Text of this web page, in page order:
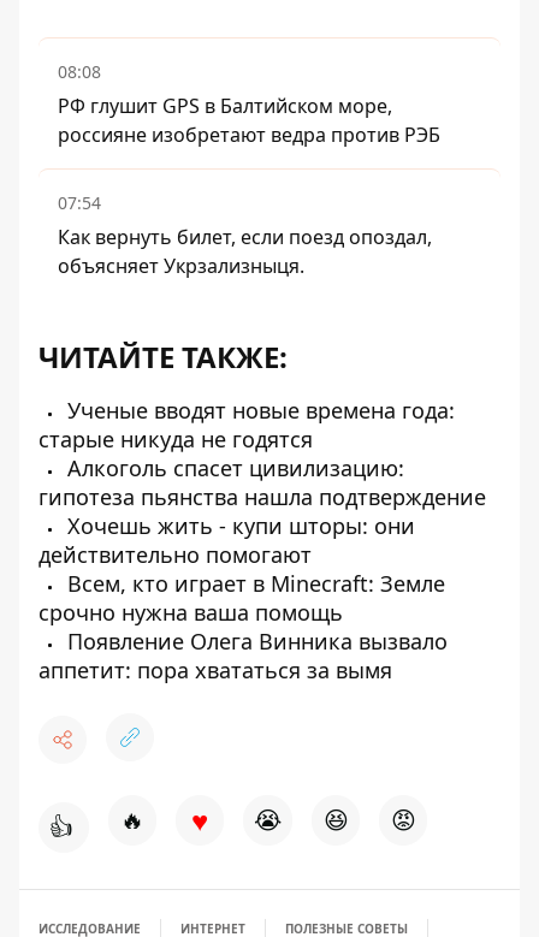
08:08
РФ глушит GPS в Балтийском море,
россияне изобретают ведра против РЭБ
07:54
Как вернуть билет, если поезд опоздал,
объясняет Укрзализныця.
ЧИТАЙТЕ ТАКЖЕ:
Ученые вводят новые времена года:
старые никуда не годятся
Алкоголь спасет цивилизацию:
гипотеза пьянства нашла подтверждение
Хочешь жить - купи шторы: они
действительно помогают
Всем, кто играет в Minecraft: Земле
срочно нужна ваша помощь
Появление Олега Винника вызвало
аппетит: пора хвататься за вымя
👍 🔥 ♥ 😭 😆 😡
ИССЛЕДОВАНИЕ ИНТЕРНЕТ
ПОЛЕЗНЫЕ СОВЕТЫ